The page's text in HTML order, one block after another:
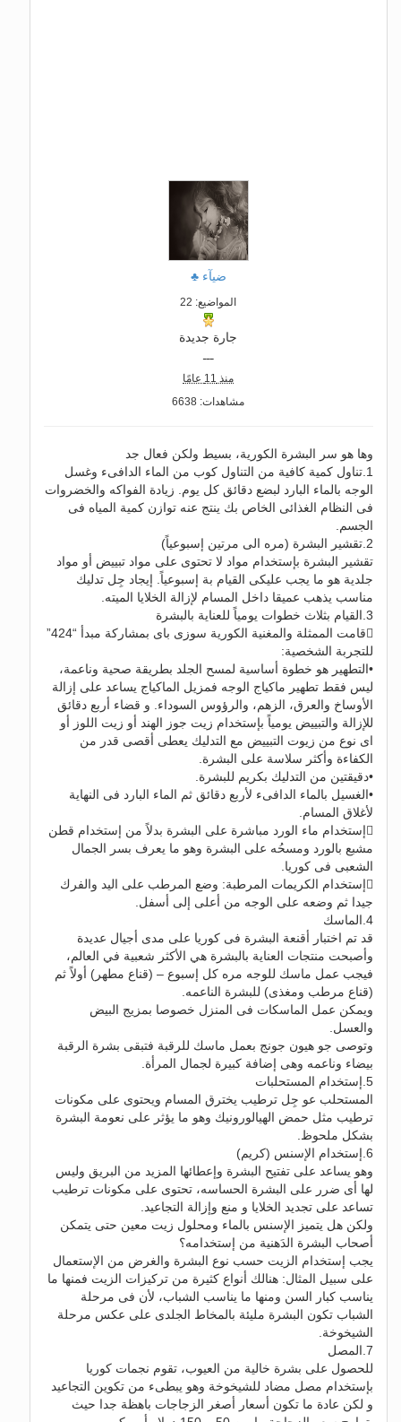
ضيآء ♣
المواضيع: 22
جارة جديدة
منذ 11 عامًا
مشاهدات: 6638
وها هو سر البشرة الكورية، بسيط ولكن فعال جد
1.تناول كمية كافية من التناول كوب من الماء الدافىء وغسل
الوجه بالماء البارد لبضع دقائق كل يوم. زيادة الفواكه والخضروات
فى النظام الغذائى الخاص بك ينتج عنه توازن كمية المياه فى
الجسم.
2.تقشير البشرة (مره الى مرتين إسبوعياً)
تقشير البشرة بإستخدام مواد لا تحتوى على مواد تبييض أو مواد
جلدية هو ما يجب عليكى القيام بة إسبوعياً. إيجاد جِل تدليك
مناسب يذهب عميقا داخل المسام لإزالة الخلايا الميته.
3.القيام بثلاث خطوات يومياً للعناية بالبشرة
قامت الممثلة والمغنية الكورية سوزى باى بمشاركة مبدأ “424”
للتجربة الشخصية:
•التطهير هو خطوة أساسية لمسح الجلد بطريقة صحية وناعمة،
ليس فقط تطهير ماكياج الوجه فمزيل الماكياج يساعد على إزالة
الأوساخ والعرق، الزهم، والرؤوس السوداء. و قضاء أربع دقائق
للإزالة والتبييض يومياً بإستخدام زيت جوز الهند أو زيت اللوز أو
اى نوع من زيوت التبييض مع التدليك يعطى أقصى قدر من
الكفاءة وأكثر سلاسة على البشرة.
•دقيقتين من التدليك بكريم للبشرة.
•الغسيل بالماء الدافىء لأربع دقائق ثم الماء البارد فى النهاية
لأغلاق المسام.
إستخدام ماء الورد مباشرة على البشرة بدلاً من إستخدام قطن
مشبع بالورد ومسحُه على البشرة وهو ما يعرف بسر الجمال
الشعبى فى كوريا.
إستخدام الكريمات المرطبة: وضع المرطب على اليد والفرك
جيدا ثم وضعه على الوجه من أعلى إلى أسفل.
4.الماسك
قد تم اختبار أقنعة البشرة فى كوريا على مدى أجيال عديدة
وأصبحت منتجات العناية بالبشرة هي الأكثر شعبية في العالم،
فيجب عمل ماسك للوجه مره كل إسبوع – (قناع مطهر) أولاً ثم
(قناع مرطب ومغذى) للبشرة الناعمه.
ويمكن عمل الماسكات فى المنزل خصوصا بمزيج البيض
والعسل.
وتوصى جو هيون جونج بعمل ماسك للرقبة فتبقى بشرة الرقبة
بيضاء وناعمه وهى إضافة كبيرة لجمال المرأة.
5.إستخدام المستحلبات
المستحلب عو جِل ترطيب يخترق المسام ويحتوى على مكونات
ترطيب مثل حمض الهيالورونيك وهو ما يؤثر على نعومة البشرة
بشكل ملحوظ.
6.إستخدام الإسنس (كريم)
وهو يساعد على تفتيح البشرة وإعطائها المزيد من البريق وليس
لها أى ضرر على البشرة الحساسه، تحتوى على مكونات ترطيب
تساعد على تجديد الخلايا و منع وإزالة التجاعيد.
ولكن هل يتميز الإسنس بالماء ومحلول زيت معين حتى يتمكن
أصحاب البشرة الدَهنية من إستخدامه؟
يجب إستخدام الزيت حسب نوع البشرة والغرض من الإستعمال
على سبيل المثال: هنالك أنواع كثيرة من تركيزات الزيت فمنها ما
يناسب كبار السن ومنها ما يناسب الشباب، لأن فى مرحلة
الشباب تكون البشرة مليئة بالمخاط الجلدى على عكس مرحلة
الشيخوخة.
7.المصل
للحصول على بشرة خالية من العيوب، تقوم نجمات كوريا
بإستخدام مصل مضاد للشيخوخة وهو يبطىء من تكوين التجاعيد
و لكن عادة ما تكون أسعار أصغر الزجاجات باهظة جدا حيث